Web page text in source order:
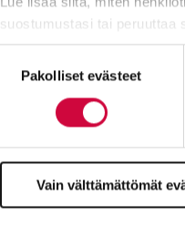
suostumustasi tai peruuttaa
Evästeistä osa on
Pakolliset evästeet
Vain välttämättömät
Kyllä joku